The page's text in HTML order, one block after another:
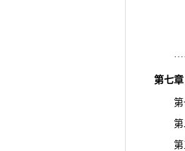
一
二
第七
第一
第二
第三